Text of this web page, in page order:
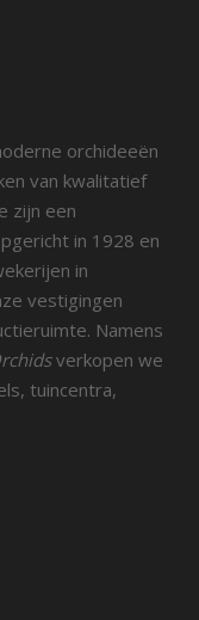
orchideeën
van kwalitatief
zijn een
in 1928 en
in
vestigingen
Namens
verkopen we
tuincentra,